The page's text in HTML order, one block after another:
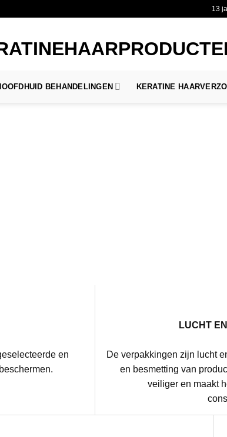
13
BEHANDELINGEN KERATINE
en
LUCHT
De verpakkingen zijn lucht
en besmetting van
veiliger en maakt